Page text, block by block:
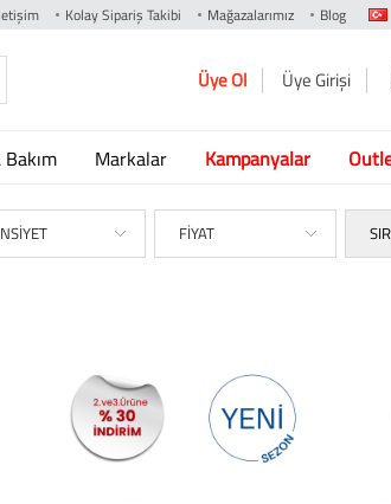
Kolay Sipariş Takibi Mağazalarımız Blog
Üye Ol Üye Girişi
Markalar Kampanyalar
FİYAT